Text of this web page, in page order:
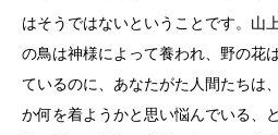
はそうではないということです。山
の鳥は神様によって養われ、野の花
ているのに、あなたがた人間たちは
か何を着ようかと思い悩んでいる、